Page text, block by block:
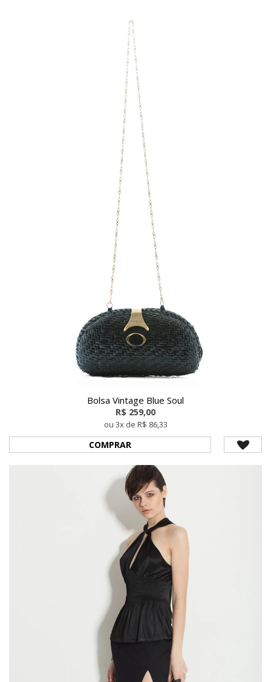
Bolsa Vintage Blue Soul
R$ 259,00
ou 3x de R$ 86,33
COMPRAR